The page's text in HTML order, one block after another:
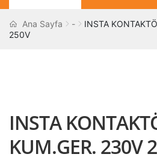
AYDINLATMA
BANT / YAPIŞTIRICILAR
Ana Sayfa -
INSTA
250V
INSTA
KUM.GER. 230V